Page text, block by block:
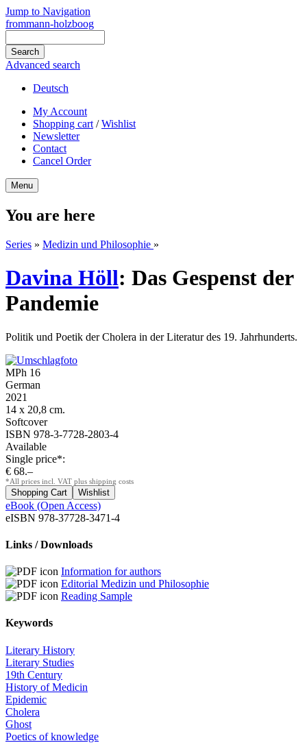
Jump to Navigation
frommann-holzboog
Advanced search
Deutsch
My Account
Shopping cart /Wishlist
Newsletter
Contact
Cancel Order
Menu
You are here
Series » Medizin und Philosophie »
Davina Höll: Das Gespenst der
Pandemie
Politik und Poetik der Cholera in der Literatur des 19. Jahrhunderts.
MPh 16
German
2021
14 x 20,8 cm.
Softcover
ISBN 978-3-7728-2803-4
Available
Single price*:
€ 68.–
*All prices incl. VAT plus shipping costs
eBook (Open Access)
eISBN 978-37728-3471-4
Links / Downloads
Information for authors
Editorial Medizin und Philosophie
Reading Sample
Keywords
Literary History
Literary Studies
19th Century
History of Medicin
Epidemic
Cholera
Ghost
Poetics of knowledge